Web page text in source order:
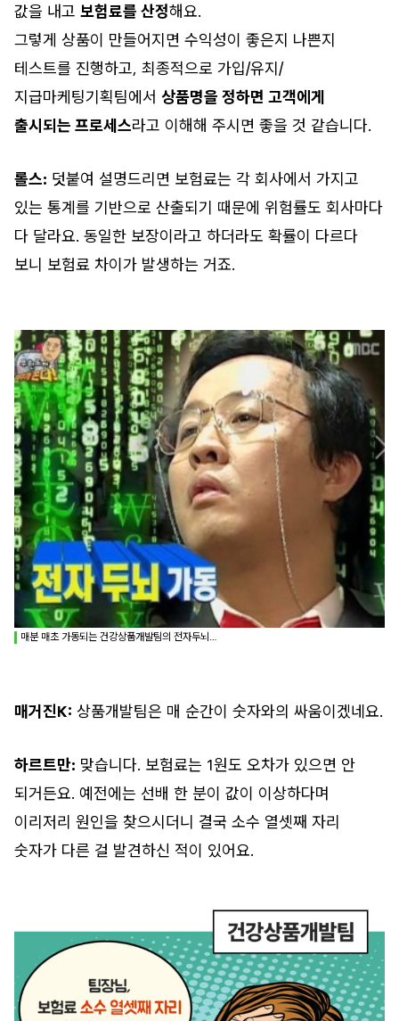
값을 내고 보험료를 산정해요.
그렇게 상품이 만들어지면 수익성이 좋은지 나쁜지
테스트를 진행하고, 최종적으로 가입/유지/
지급마케팅기획팀에서 상품명을 정하면 고객에게
출시되는 프로세스라고 이해해 주시면 좋을 것 같습니다.
롤스: 덧붙여 설명드리면 보험료는 각 회사에서 가지고
있는 통계를 기반으로 산출되기 때문에 위험률도 회사마다
다 달라요. 동일한 보장이라고 하더라도 확률이 다르다
보니 보험료 차이가 발생하는 거죠.
매분 매초 가동되는 건강상품개발팀의 전자두뇌…
매거진K: 상품개발팀은 매 순간이 숫자와의 싸움이겠네요.
하르트만: 맞습니다. 보험료는 1원도 오차가 있으면 안
되거든요. 예전에는 선배 한 분이 값이 이상하다며
이리저리 원인을 찾으시더니 결국 소수 열셋째 자리
숫자가 다른 걸 발견하신 적이 있어요.